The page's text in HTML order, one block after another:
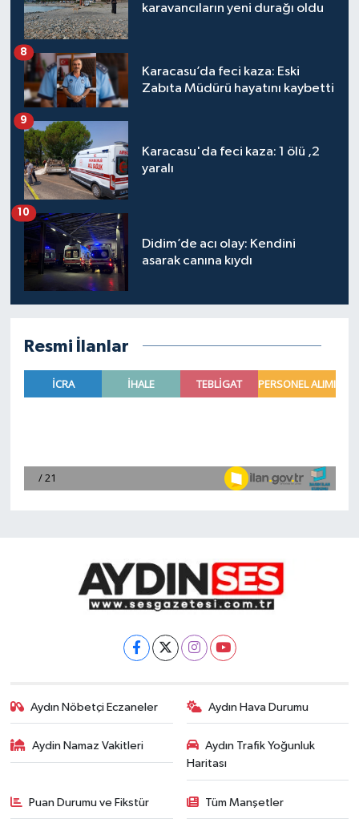
karavancıların yeni durağı oldu
Karacasu’da feci kaza: Eski
Zabıta Müdürü hayatını kaybetti
8
Karacasu'da feci kaza: 1 ölü ,2
yaralı
9
Didim’de acı olay: Kendini
asarak canına kıydı
10
Resmi İlanlar
Aydın Nöbetçi Eczaneler Aydın Hava Durumu
Aydin Namaz Vakitleri
Aydın Trafik Yoğunluk
Haritası
Puan Durumu ve Fikstür Tüm Manşetler